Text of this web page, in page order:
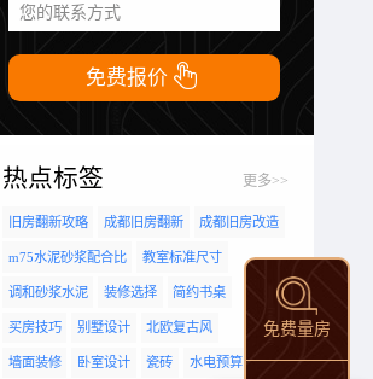
您的联系方式
免费报价 
热点标签
旧房翻新攻略 成都旧房翻新 成都旧房改造
m75水泥砂浆配合比 教室标准尺寸
调和砂浆水泥 装修选择 简约书桌
买房技巧 别墅设计 北欧复古风
墙面装修 卧室设计 瓷砖 水电预算
更多>>
免费量房